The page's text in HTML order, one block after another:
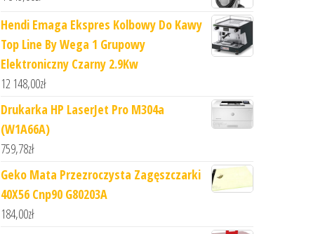
Hendi Emaga Ekspres Kolbowy Do Kawy
Top Line By Wega 1 Grupowy
Elektroniczny Czarny 2.9Kw
12 148,00zł
Drukarka HP LaserJet Pro M304a
(W1A66A)
759,78zł
Geko Mata Przezroczysta Zagęszczarki
40X56 Cnp90 G80203A
184,00zł